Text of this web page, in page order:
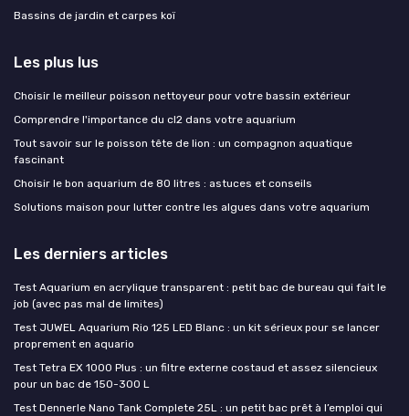
Bassins de jardin et carpes koï
Les plus lus
Choisir le meilleur poisson nettoyeur pour votre bassin extérieur
Comprendre l'importance du cl2 dans votre aquarium
Tout savoir sur le poisson tête de lion : un compagnon aquatique
fascinant
Choisir le bon aquarium de 80 litres : astuces et conseils
Solutions maison pour lutter contre les algues dans votre aquarium
Les derniers articles
Test Aquarium en acrylique transparent : petit bac de bureau qui fait le
job (avec pas mal de limites)
Test JUWEL Aquarium Rio 125 LED Blanc : un kit sérieux pour se lancer
proprement en aquario
Test Tetra EX 1000 Plus : un filtre externe costaud et assez silencieux
pour un bac de 150-300 L
Test Dennerle Nano Tank Complete 25L : un petit bac prêt à l’emploi qui